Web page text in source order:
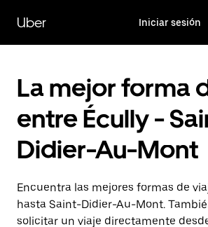
contenido
principal
Uber Iniciar sesión
La mejor forma
entre Écully -
Didier-Au-Mont
Encuentra las mejores formas de
hasta Saint-Didier-Au-Mont.
solicitar un viaje directamente